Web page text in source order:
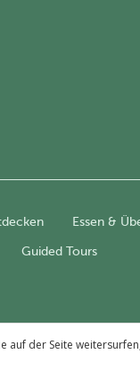
Essen &
Guided Tours
auf der Seite